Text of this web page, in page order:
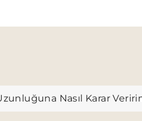
Nasıl Karar